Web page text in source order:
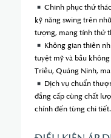
Chinh phục thử
kỹ năng swing trên
tượng, mang tính thử
Không gian thiên
tuyệt mỹ và bầu
Triều, Quảng Ninh,
Dịch vụ chuẩn
đẳng cấp cùng chất
chỉnh đến từng chi tiết.